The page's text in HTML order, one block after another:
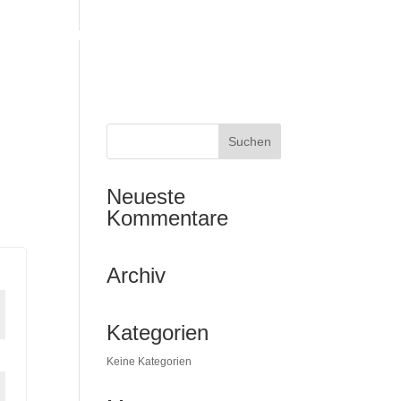
ÜBER UNS
Neueste
Kommentare
Archiv
Kategorien
Keine Kategorien